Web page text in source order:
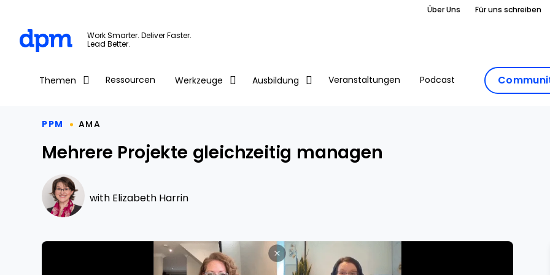
Skip to main content
Über Uns Für uns schreiben
Work Smarter. Deliver Faster.
Lead Better.
Themen Ressourcen Werkzeuge Ausbildung Veranstaltungen Podcast
PPM AMA
Mehrere Projekte gleichzeitig managen
with Elizabeth Harrin